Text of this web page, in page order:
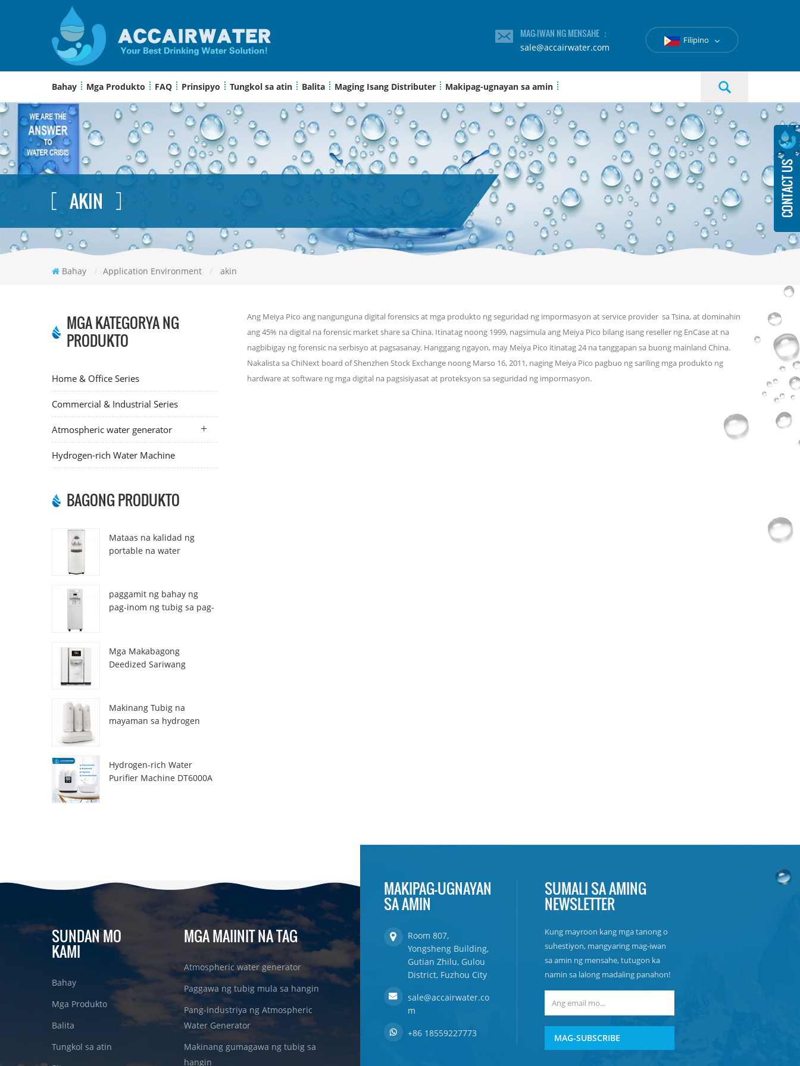
MAG-IWAN NG MENSAHE ：
sale@accairwater.com
Filipino
Bahay Mga Produkto FAQ Prinsipyo Tungkol sa atin Balita Maging Isang Distributer Makipag-ugnayan sa amin
AKIN
Bahay / Application Environment / akin
MGA KATEGORYA NG
PRODUKTO
Home & Office Series
Commercial & Industrial Series
Atmospheric water generator
Hydrogen-rich Water Machine
BAGONG PRODUKTO
Mataas na kalidad ng
portable na water
paggamit ng bahay ng
pag-inom ng tubig sa pag-
Mga Makabagong
Deedized Sariwang
ZL9510W
Makinang Tubig na
mayaman sa hydrogen
Hydrogen-rich Water
Purifier Machine DT6000A
Ang Meiya Pico ang nangunguna digital forensics at mga produkto ng seguridad ng impormasyon at service provider sa Tsina, at dominahin
ang 45% na digital na forensic market share sa China. Itinatag noong 1999, nagsimula ang Meiya Pico bilang isang reseller ng EnCase at na
nagbibigay ng forensic na serbisyo at pagsasanay. Hanggang ngayon, may Meiya Pico itinatag 24 na tanggapan sa buong mainland China.
Nakalista sa ChiNext board of Shenzhen Stock Exchange noong Marso 16, 2011, naging Meiya Pico pagbuo ng sariling mga produkto ng
hardware at software ng mga digital na pagsisiyasat at proteksyon sa seguridad ng impormasyon.
SUNDAN MO
KAMI
Bahay
Mga Produkto
Balita
Tungkol sa atin
MGA MAIINIT NA TAG
Atmospheric water generator
Paggawa ng tubig mula sa hangin
Pang-industriya ng Atmospheric
Water Generator
Makinang gumagawa ng tubig sa
hangin
MAKIPAG-UGNAYAN
SA AMIN
Room 807,
Yongsheng Building,
Gutian Zhilu, Gulou
District, Fuzhou City
sale@accairwater.co
m
+86 18559227773
SUMALI SA AMING
NEWSLETTER
Kung mayroon kang mga tanong o
suhestiyon, mangyaring mag-iwan
sa amin ng mensahe, tutugon ka
namin sa lalong madaling panahon!
MAG-SUBSCRIBE